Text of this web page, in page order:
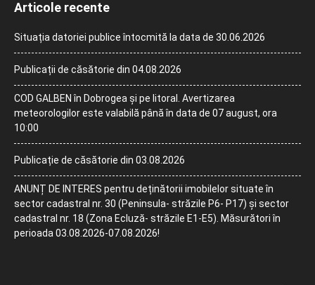
Articole recente
Situația datoriei publice întocmită la data de 30.06.2026
Publicații de căsătorie din 04.08.2026
COD GALBEN în Dobrogea și pe litoral. Avertizarea
meteorologilor este valabilă până în data de 07 august, ora
10:00
Publicație de căsătorie din 03.08.2026
ANUNȚ DE INTERES pentru deținătorii imobilelor situate în
sector cadastral nr. 30 (Peninsula- străzile P6- P17) și sector
cadastral nr. 18 (Zona Ecluză- străzile E1-E5). Măsurători în
perioada 03.08.2026-07.08.2026!